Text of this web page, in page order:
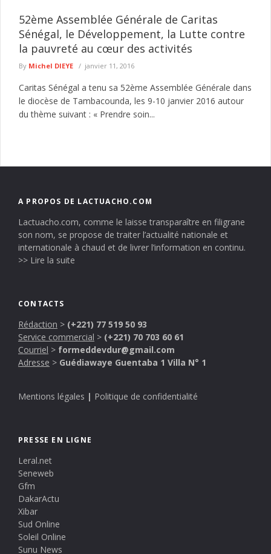
52ème Assemblée Générale de Caritas
Sénégal, le Développement, la Lutte contre
la pauvreté au cœur des activités
By Michel DIEYE janvier 11, 2016
Caritas Sénégal a tenu sa 52ème Assemblée Générale dans
le diocèse de Tambacounda, les 9-10 janvier 2016 autour
du thème suivant : « Prendre soin...
A PROPOS DE LACTUACHO.COM
Lactuacho.com, comme le laisse transparaître en filigrane
son nom, se propose de traiter l’actualité nationale et
internationale à chaud et de livrer l’information en continu.
>> Lire la suite
CONTACTS
Rédaction > (+221) 77 519 50 93
Service commercial > (+221) 70 703 60 61
Courriel > formeddevdur@gmail.com
Adresse > Guédiawaye Guentaba 1 Villa N° 1
Mentions légales | Politique de confidentialité
PRESSE EN LIGNE
Leral.net
Seneweb
Gfm
DakarActu
Xibar
Sud Online
Soleil Online
Sunu News